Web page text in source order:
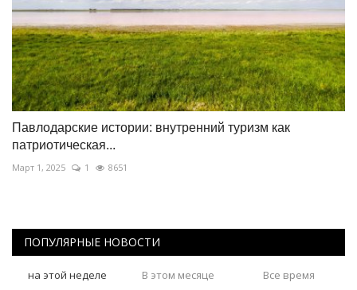
Павлодарские истории: внутренний туризм как
патриотическая...
Март 1, 2025 1 8651
ПОПУЛЯРНЫЕ НОВОСТИ
на этой неделе В этом месяце Все время